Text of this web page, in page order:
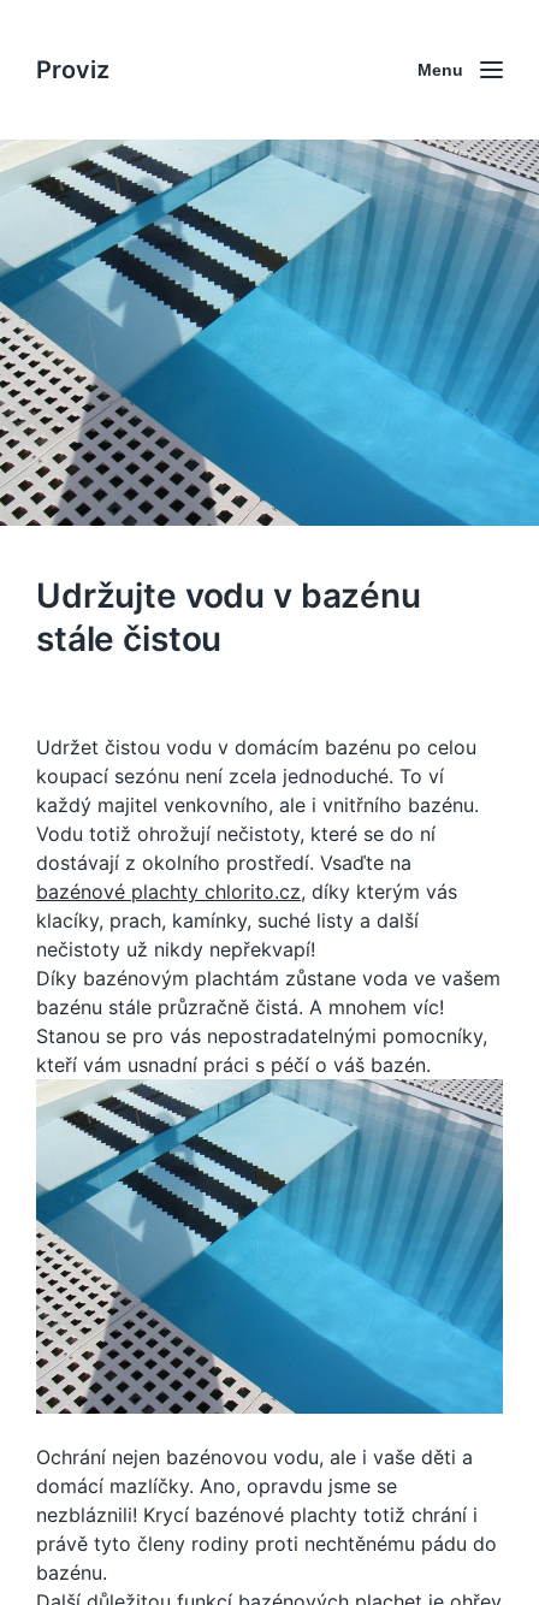
Proviz Menu
Udržujte vodu v bazénu
stále čistou
Udržet čistou vodu v domácím bazénu po celou
koupací sezónu není zcela jednoduché. To ví
každý majitel venkovního, ale i vnitřního bazénu.
Vodu totiž ohrožují nečistoty, které se do ní
dostávají z okolního prostředí. Vsaďte na
bazénové plachty chlorito.cz, díky kterým vás
klacíky, prach, kamínky, suché listy a další
nečistoty už nikdy nepřekvapí!
Díky bazénovým plachtám zůstane voda ve vašem
bazénu stále průzračně čistá. A mnohem víc!
Stanou se pro vás nepostradatelnými pomocníky,
kteří vám usnadní práci s péčí o váš bazén.
Ochrání nejen bazénovou vodu, ale i vaše děti a
domácí mazlíčky. Ano, opravdu jsme se
nezbláznili! Krycí bazénové plachty totiž chrání i
právě tyto členy rodiny proti nechtěnému pádu do
bazénu.